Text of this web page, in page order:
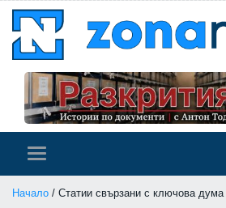
Начало / Статии свързани с ключова